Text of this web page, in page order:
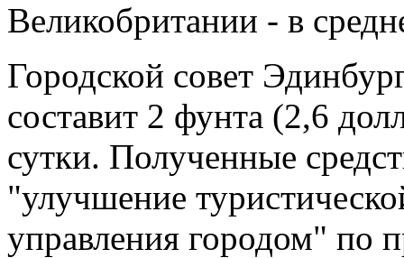
Великобритании - в
Городской совет
составит 2 фунта (2,6
сутки. Полученные
"улучшение
управления городом" по